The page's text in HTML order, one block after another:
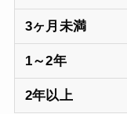
3ヶ月未満
1～2年
2年以上